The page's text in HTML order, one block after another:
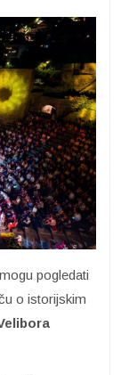
pogledati
o istorijskim